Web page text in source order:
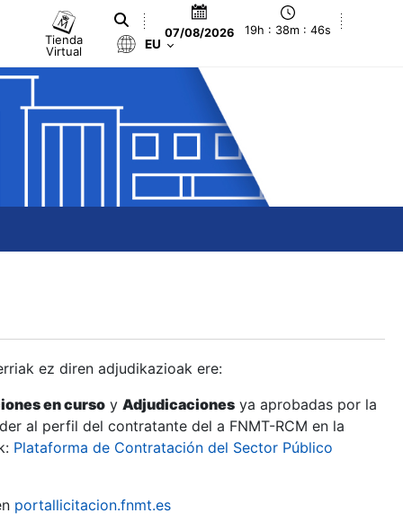
Tienda
Virtual
07/08/2026 19h : 38m : 47s
EU
ez diren adjudikazioak ere:
en curso y Adjudicaciones ya aprobadas por la
al perfil del contratante del a FNMT-RCM en la
Plataforma de Contratación del Sector Público
portallicitacion.fnmt.es